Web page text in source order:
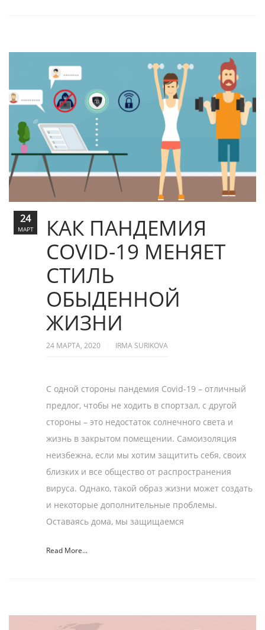
КАК ПАНДЕМИЯ
COVID-19 МЕНЯЕТ
СТИЛЬ
ОБЫДЕННОЙ
ЖИЗНИ
24 МАРТА, 2020 IRMA SURIKOVA
С одной стороны пандемия Covid-19 – отличный
предлог, чтобы не ходить в спортзал, с другой
стороны – это недостаток солнечного света и
жизнь в закрытом помещении. Самоизоляция
неизбежна, если мы хотим защитить себя, своих
близких и все общество от распространения
вируса. Однако, такой образ жизни может создать
и некоторые дополнительные проблемы.
Оставаясь дома, мы защищаемся
Read More...
24
МАРТ